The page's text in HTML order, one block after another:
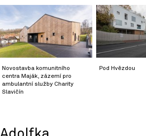
Novostavba komunitního
centra Maják, zázemí pro
ambulantní služby Charity
Slavičín
Pod Hvězdou